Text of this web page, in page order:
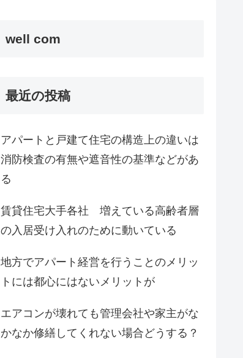
well com
最近の投稿
アパートと戸建て住宅の構造上の違いは
消防検査の有無や遮音性の基準などがあ
る
賃貸住宅大手各社 増えている高齢者層
の入居受け入れのために動いている
地方でアパート経営を行うことのメリッ
トには都心にはないメリットが
エアコンが壊れても管理会社や家主がな
かなか修繕してくれない場合どうする？